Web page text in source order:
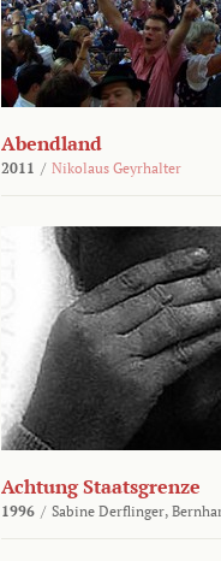
Abendland
2011 / Nikolaus Geyrhalter
Achtung Staatsgrenze
1996 / Sabine Derflinger,